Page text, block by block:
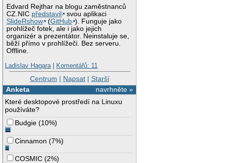
Edvard Rejthar na blogu zaměstnanců
CZ.NIC představil
svou aplikaci
SlideRshow
(GitHub ). Funguje jako
prohlížeč fotek, ale i jako jejich
organizér a prezentátor. Neinstaluje se,
běží přímo v prohlížeči. Bez serveru.
Offline.
Ladislav Hagara| Komentářů: 11
Centrum | Napsat| Starší
navrhněte »
Anketa
Které desktopové prostředí na Linuxu
používáte?
Budgie (10%)
Cinnamon (7%)
COSMIC (2%)